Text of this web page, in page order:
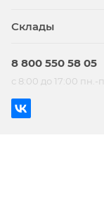
Склады
8 800 550 58 05
с 8:00 до 17:00 пн.-